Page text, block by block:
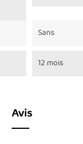
Sans
12 mois
Avis